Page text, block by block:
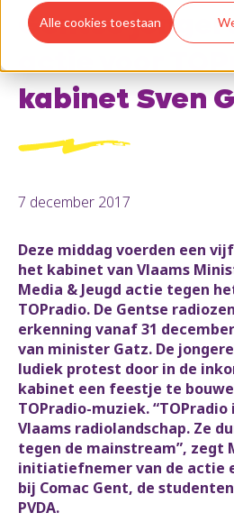
Alle cookies toestaan
Gentse
actie voor
kabinet Sven
7 december 2017
Deze middag voerden een
het kabinet van Vlaams
Media & Jeugd actie tegen
TOPradio. De Gentse
erkenning vanaf 31
van minister Gatz. De
ludiek protest door in de
kabinet een feestje te
TOPradio-muziek.
Vlaams radiolandschap. Ze
tegen de mainstream”, zegt
initiatiefnemer van de actie
bij Comac Gent, de
PVDA.